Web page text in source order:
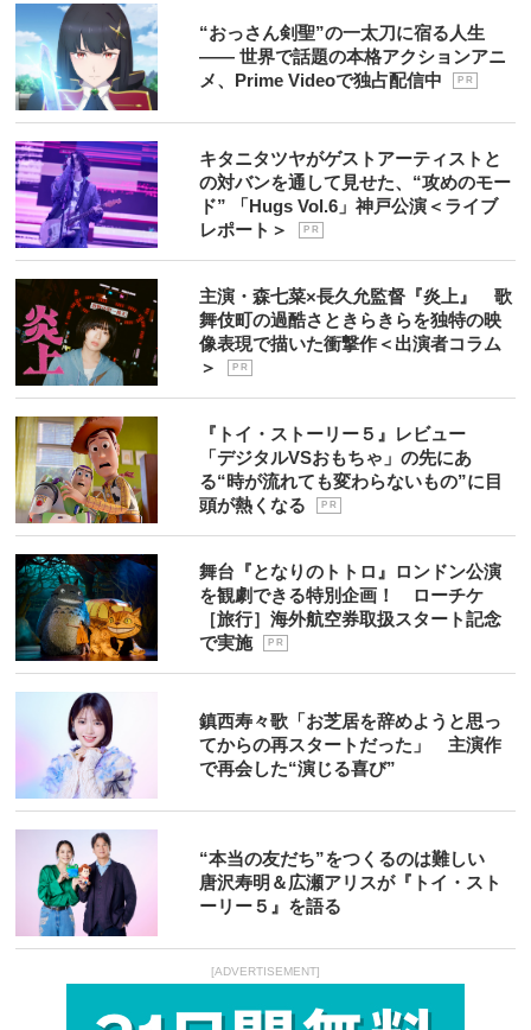
“おっさん剣聖”の一太刀に宿る人生
―― 世界で話題の本格アクションアニ
メ、Prime Videoで独占配信中
P R
キタニタツヤがゲストアーティストと
の対バンを通して見せた、“攻めのモー
ド” 「Hugs Vol.6」神戸公演＜ライブ
レポート＞
P R
主演・森七菜×長久允監督『炎上』 歌
舞伎町の過酷さときらきらを独特の映
像表現で描いた衝撃作＜出演者コラム
＞
P R
『トイ・ストーリー５』レビュー
「デジタルVSおもちゃ」の先にあ
る“時が流れても変わらないもの”に目
頭が熱くなる
P R
舞台『となりのトトロ』ロンドン公演
を観劇できる特別企画！ ローチケ
［旅行］海外航空券取扱スタート記念
で実施
P R
鎮西寿々歌「お芝居を辞めようと思っ
てからの再スタートだった」 主演作
で再会した“演じる喜び”
“本当の友だち”をつくるのは難しい
唐沢寿明＆広瀬アリスが『トイ・スト
ーリー５』を語る
[ADVERTISEMENT]